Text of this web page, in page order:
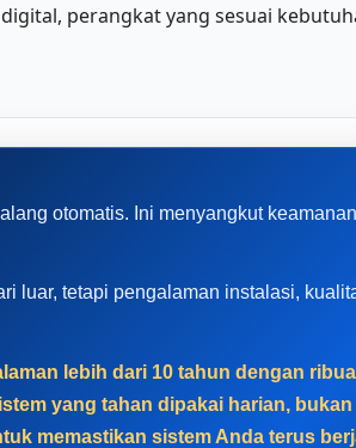
perangkat yang sesuai
otomatis. Ini menyangkut
luar, tetapi pengalaman instalasi,
lebih dari 10 tahun dengan
yang tahan dipakai harian,
memastikan sistem Anda terus